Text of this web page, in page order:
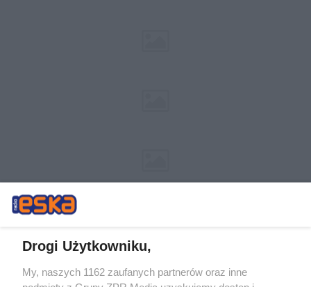
Żaden utwór zamieszczony w serwisie nie może być powielany i
Drogi Użytkowniku,
My, naszych 1162 zaufanych partnerów oraz inne